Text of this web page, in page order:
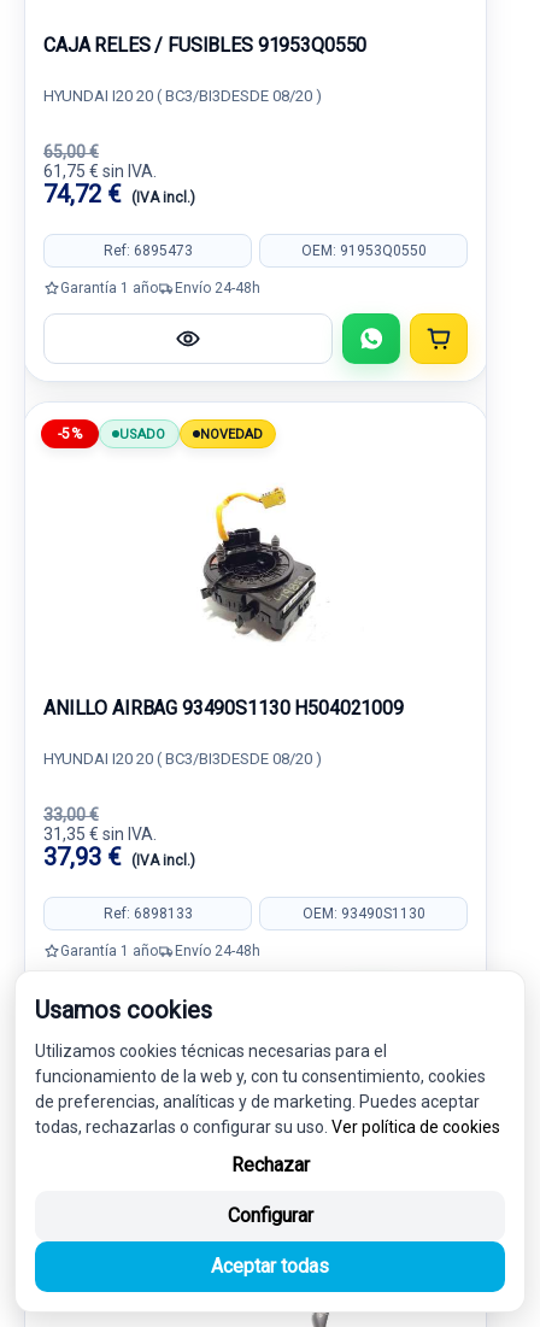
CAJA RELES / FUSIBLES 91953Q0550
HYUNDAI I20 20 ( BC3/BI3DESDE 08/20 )
65,00 €
61,75 € sin IVA.
74,72 € (IVA incl.)
Ref: 6895473 OEM: 91953Q0550
Garantía 1 año Envío 24-48h
-5% USADO NOVEDAD
ANILLO AIRBAG 93490S1130 H504021009
HYUNDAI I20 20 ( BC3/BI3DESDE 08/20 )
33,00 €
31,35 € sin IVA.
37,93 € (IVA incl.)
Ref: 6898133 OEM: 93490S1130
Garantía 1 año Envío 24-48h
INTERIOR 2
NOVEDAD
Usamos cookies
Utilizamos cookies técnicas necesarias para el
funcionamiento de la web y, con tu consentimiento, cookies
de preferencias, analíticas y de marketing. Puedes aceptar
todas, rechazarlas o configurar su uso. Ver política de cookies
Rechazar
Configurar
Aceptar todas